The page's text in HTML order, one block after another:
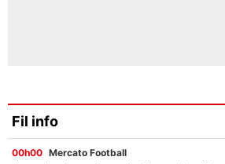
Fil info
00h00 Mercato Football